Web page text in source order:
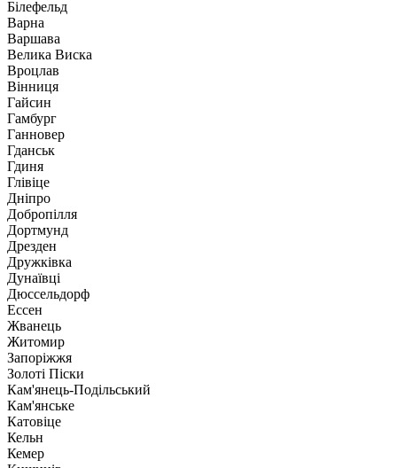
Білефельд
Варна
Варшава
Велика Виска
Вроцлав
Вінниця
Гайсин
Гамбург
Ганновер
Гданськ
Гдиня
Глівіце
Дніпро
Добропілля
Дортмунд
Дрезден
Дружківка
Дунаївці
Дюссельдорф
Ессен
Жванець
Житомир
Запоріжжя
Золоті Піски
Кам'янець-Подільський
Кам'янське
Катовіце
Кельн
Кемер